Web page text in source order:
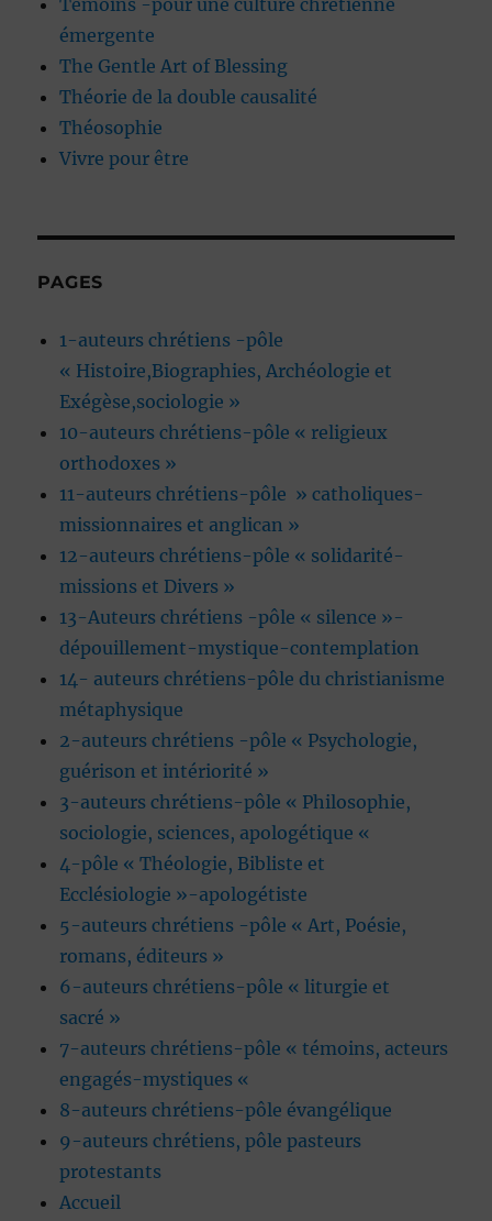
Témoins -pour une culture chrétienne
émergente
The Gentle Art of Blessing
Théorie de la double causalité
Théosophie
Vivre pour être
PAGES
1-auteurs chrétiens -pôle
« Histoire,Biographies, Archéologie et
Exégèse,sociologie »
10-auteurs chrétiens-pôle « religieux
orthodoxes »
11-auteurs chrétiens-pôle » catholiques-
missionnaires et anglican »
12-auteurs chrétiens-pôle « solidarité-
missions et Divers »
13-Auteurs chrétiens -pôle « silence »-
dépouillement-mystique-contemplation
14- auteurs chrétiens-pôle du christianisme
métaphysique
2-auteurs chrétiens -pôle « Psychologie,
guérison et intériorité »
3-auteurs chrétiens-pôle « Philosophie,
sociologie, sciences, apologétique «
4-pôle « Théologie, Bibliste et
Ecclésiologie »-apologétiste
5-auteurs chrétiens -pôle « Art, Poésie,
romans, éditeurs »
6-auteurs chrétiens-pôle « liturgie et
sacré »
7-auteurs chrétiens-pôle « témoins, acteurs
engagés-mystiques «
8-auteurs chrétiens-pôle évangélique
9-auteurs chrétiens, pôle pasteurs
protestants
Accueil